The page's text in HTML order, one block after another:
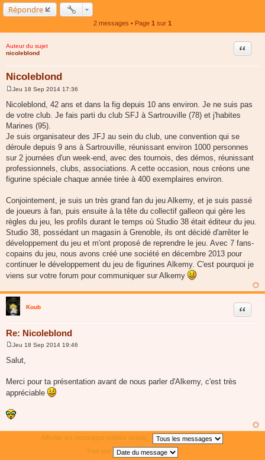
Répondre
2 messages • Page 1 sur 1
Auteur du sujet
nicoleblond
Nicoleblond
Citer
s
s
g
e
Jeu 18 Sep 2014 17:36
Nicoleblond, 42 ans et dans la fig depuis 10 ans environ. Je ne suis pas
de votre club. Je fais parti du club SFJ à Sartrouville (78) et j'habites
Marines (95).
Je suis organisateur des JFJ au sein du club, une convention qui se
déroule depuis 9 ans à Sartrouville, réunissant environ 1000 personnes
sur 2 journées d'un week-end, avec des tournois, des démos, réunissant
professionnels, clubs, associations. A cette occasion, nous créons une
figurine spéciale chaque année tirée à 400 exemplaires environ.
Conjointement, je suis un très grand fan du jeu Alkemy, et je suis passé
de joueurs à fan, puis ensuite à la tête du collectif galleon qui gère les
règles du jeu, les profils durant le temps où Studio 38 était éditeur du jeu.
Studio 38, possédant un magasin à Grenoble, ils ont décidé d'arrêter le
développement du jeu et m'ont proposé de reprendre le jeu. Avec 7 fans-
copains du jeu, nous avons créé une société en décembre 2013 pour
continuer le développement du jeu de figurines Alkemy. C'est pourquoi je
viens sur votre forum pour communiquer sur Alkemy
Koub
Re: Nicoleblond
Citer
e
s
g
e
Jeu 18 Sep 2014 19:46
Salut,
Merci pour ta présentation avant de nous parler d'Alkemy, c'est très
appréciable
Afficher les messages publiés depuis :
Trier par